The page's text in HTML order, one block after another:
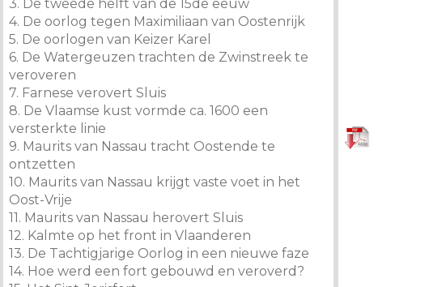
3. De tweede helft van de 15de eeuw
4. De oorlog tegen Maximiliaan van Oostenrijk
5. De oorlogen van Keizer Karel
6. De Watergeuzen trachten de Zwinstreek te
veroveren
7. Farnese verovert Sluis
8. De Vlaamse kust vormde ca. 1600 een
versterkte linie
9. Maurits van Nassau tracht Oostende te
ontzetten
10. Maurits van Nassau krijgt vaste voet in het
Oost-Vrije
11. Maurits van Nassau herovert Sluis
12. Kalmte op het front in Vlaanderen
13. De Tachtigjarige Oorlog in een nieuwe faze
14. Hoe werd een fort gebouwd en veroverd?